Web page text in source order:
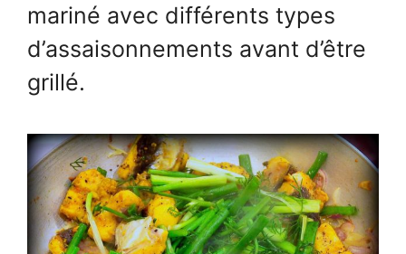
mariné avec différents types
d’assaisonnements avant d’être
grillé.